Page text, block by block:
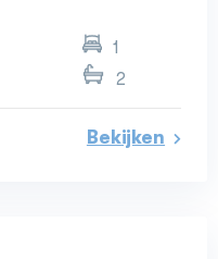
1
2
Bekijken